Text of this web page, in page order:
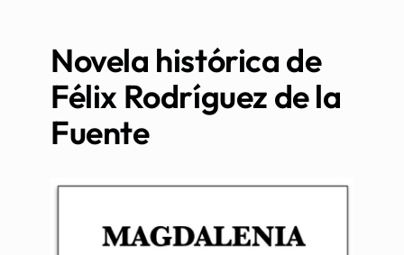
q
u
e
y
c
o
o
b
g
Novela histórica de
Félix Rodríguez de la
Fuente